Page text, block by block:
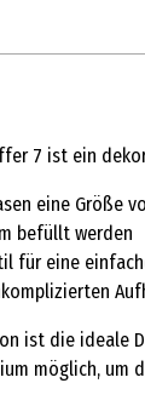
7 ist ein
eine Größe
befüllt werden
für eine
ist die ideale
möglich, um